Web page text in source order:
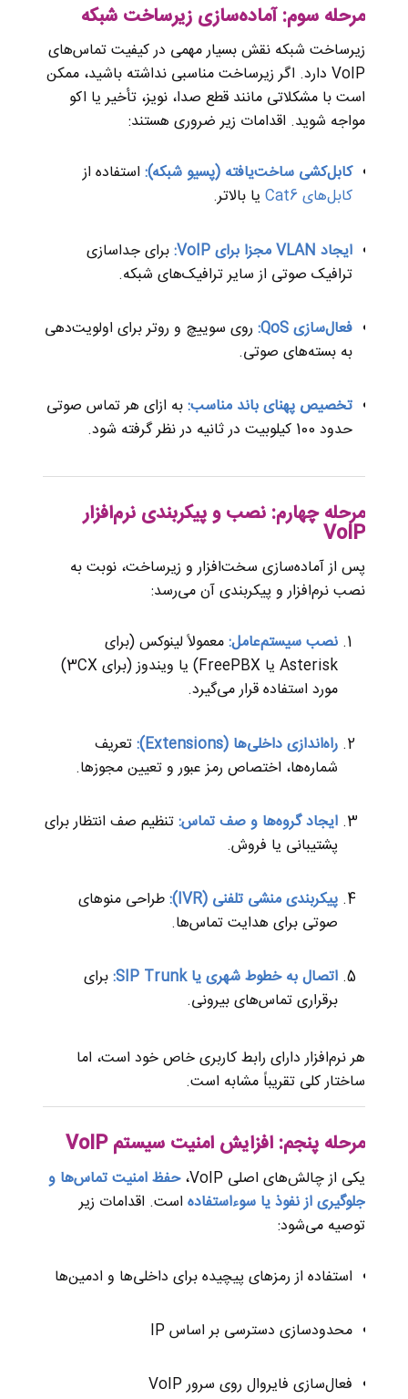
مرحله سوم: آماده‌سازی زیرساخت شبکه
زیرساخت شبکه نقش بسیار مهمی در کیفیت تماس‌های
VoIP دارد. اگر زیرساخت مناسبی نداشته باشید، ممکن
است با مشکلاتی مانند قطع صدا، نویز، تأخیر یا اکو
مواجه شوید. اقدامات زیر ضروری هستند:
کابل‌کشی ساخت‌یافته (پسیو شبکه): استفاده از
کابل‌های Cat6
یا بالاتر.
ایجاد VLAN مجزا برای VoIP:
برای جداسازی
ترافیک صوتی از سایر ترافیک‌های شبکه.
فعال‌سازی QoS:
روی سوییچ و روتر برای اولویت‌دهی
به بسته‌های صوتی.
تخصیص پهنای باند مناسب:به ازای هر تماس صوتی
حدود 100 کیلوبیت در ثانیه در نظر گرفته شود.
مرحله چهارم: نصب و پیکربندی نرم‌افزار
VoIP
پس از آماده‌سازی سخت‌افزار و زیرساخت، نوبت به
نصب نرم‌افزار و پیکربندی آن می‌رسد:
نصب سیستم‌عامل:معمولاً لینوکس (برای
Asterisk یا FreePBX) یا ویندوز (برای 3CX)
مورد استفاده قرار می‌گیرد.
راه‌اندازی داخلی‌ها (Extensions):
تعریف
شماره‌ها، اختصاص رمز عبور و تعیین مجوزها.
ایجاد گروه‌ها و صف تماس:تنظیم صف انتظار برای
پشتیبانی یا فروش.
پیکربندی منشی تلفنی (IVR):
طراحی منوهای
صوتی برای هدایت تماس‌ها.
اتصال به خطوط شهری یا SIP Trunk:
برای
برقراری تماس‌های بیرونی.
هر نرم‌افزار دارای رابط کاربری خاص خود است، اما
ساختار کلی تقریباً مشابه است.
مرحله پنجم: افزایش امنیت سیستم VoIP
یکی از چالش‌های اصلی VoIP،
حفظ امنیت تماس‌ها و
جلوگیری از نفوذ یا سوءاستفاده است. اقدامات زیر
توصیه می‌شود:
استفاده از رمزهای پیچیده برای داخلی‌ها و ادمین‌ها
محدودسازی دسترسی بر اساس IP
فعال‌سازی فایروال روی سرور VoIP